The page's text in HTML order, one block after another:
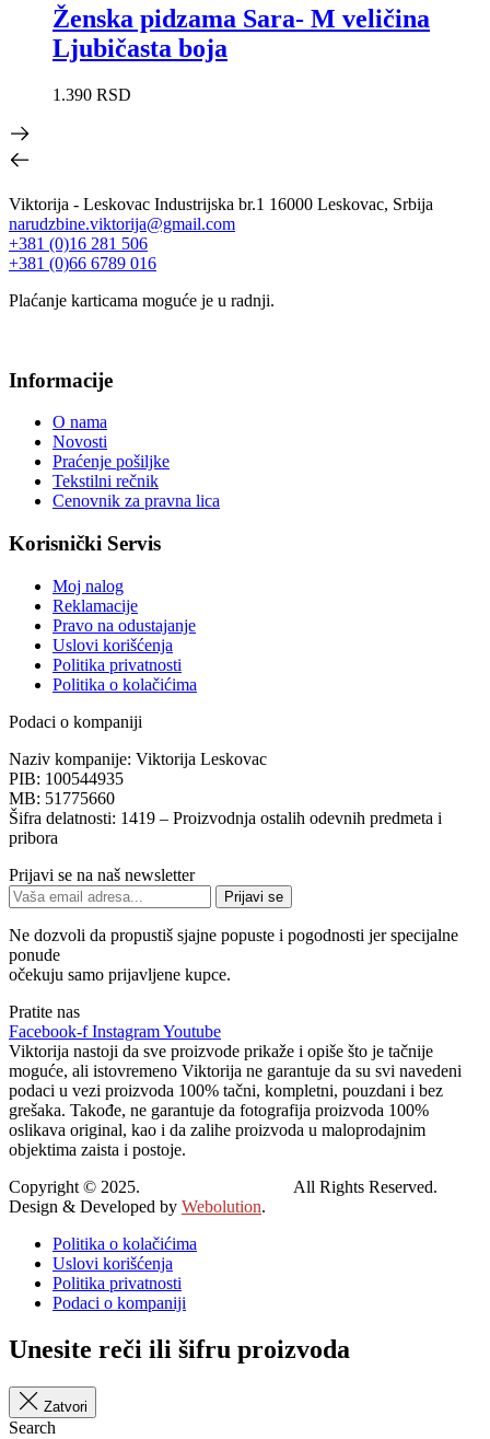
Ženska pidzama Sara- M veličina
Ljubičasta boja
1.390 RSD
Viktorija - Leskovac Industrijska br.1 16000 Leskovac, Srbija
narudzbine.viktorija@gmail.com
+381 (0)16 281 506
+381 (0)66 6789 016
Plaćanje karticama moguće je u radnji.
Informacije
O nama
Novosti
Praćenje pošiljke
Tekstilni rečnik
Cenovnik za pravna lica
Korisnički Servis
Moj nalog
Reklamacije
Pravo na odustajanje
Uslovi korišćenja
Politika privatnosti
Politika o kolačićima
Podaci o kompaniji
Naziv kompanije: Viktorija Leskovac
PIB: 100544935
MB: 51775660
Šifra delatnosti: 1419 – Proizvodnja ostalih odevnih predmeta i
pribora
Prijavi se na naš newsletter
Prijavi se
Ne dozvoli da propustiš sjajne popuste i pogodnosti jer specijalne
ponude
očekuju samo prijavljene kupce.
Pratite nas
Facebook-f InstagramYoutube
Viktorija nastoji da sve proizvode prikaže i opiše što je tačnije
moguće, ali istovremeno Viktorija ne garantuje da su svi navedeni
podaci u vezi proizvoda 100% tačni, kompletni, pouzdani i bez
grešaka. Takođe, ne garantuje da fotografija proizvoda 100%
oslikava original, kao i da zalihe proizvoda u maloprodajnim
objektima zaista i postoje.
Copyright © 2025.
All Rights Reserved.
Design & Developed by Webolution.
Politika o kolačićima
Uslovi korišćenja
Politika privatnosti
Podaci o kompaniji
Unesite reči ili šifru proizvoda
Zatvori
Search